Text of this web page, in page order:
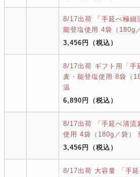
8/17出荷 「手延べ極細
能登塩使用 4袋（180g
3,456円
（税込）
8/17出荷 ギフト用「手
麦・能登塩使用 8袋（
温
6,890円
（税込）
8/17出荷 「手延べ清流
使用 4袋（180g／袋）
3,456円
（税込）
8/17出荷 大容量 「手